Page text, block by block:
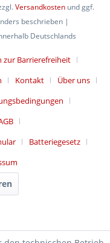
Versandkosten und ggf.
beschrieben |
Deutschlands
Barrierefreiheit
Kontakt
Über uns
Batteriegesetz